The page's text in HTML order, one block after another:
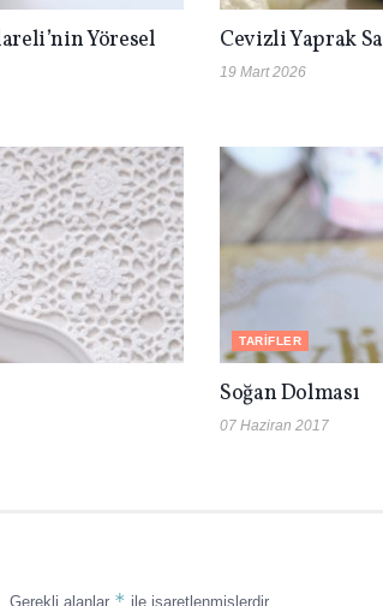
Yöresel
Cevizli Yaprak
19 Mart 2026
TARIFLER
Soğan Dolması
07 Haziran 2017
Gerekli alanlar * ile işaretlenmişlerdir